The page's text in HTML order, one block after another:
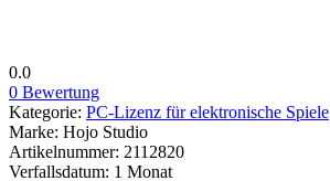
0.0
0 Bewertung
Kategorie: PC-Lizenz für elektronische Spiele
Marke: Hojo Studio
Artikelnummer: 2112820
Verfallsdatum: 1 Monat